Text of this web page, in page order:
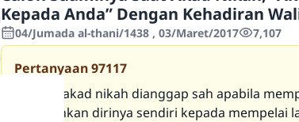
Kepada Anda” Dengan Kehadiran
04/Jumada al-thani/1438 , 03/Maret/2017 7,107
Pertanyaan97117
Apakah akad nikah dianggap sah apabila
menikahkan dirinya sendiri kepada mempelai